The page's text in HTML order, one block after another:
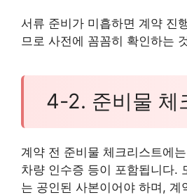
서류 준비가 미흡하면 계약 진
므로 사전에 꼼꼼히 확인하는
4-2. 준비물 체
계약 전 준비물 체크리스트에
차량 인수증 등이 포함됩니다.
는 공인된 사본이어야 하며, 계